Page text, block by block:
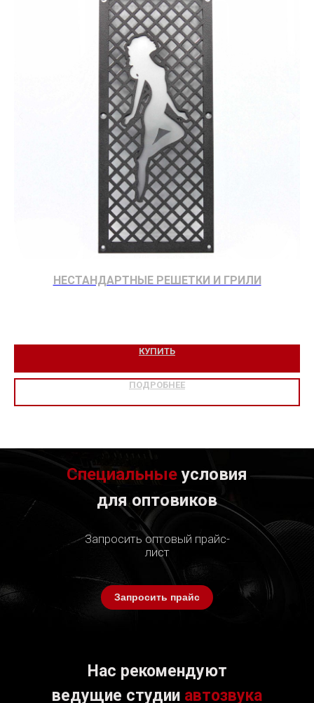
НЕСТАНДАРТНЫЕ РЕШЕТКИ И ГРИЛИ
КУПИТЬ
ПОДРОБНЕЕ
Специальныеусловия
для оптовиков
Запросить оптовый прайс-
лист
Запросить прайс
Нас рекомендуют
ведущие студии автозвука